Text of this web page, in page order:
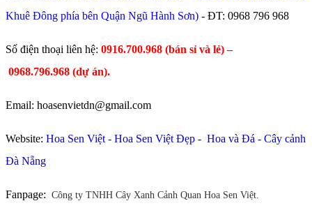
Khuê Đông phía bên Quận Ngũ Hành Sơn) - ĐT: 0968 796 968
​Số điện thoại liên hệ: 0916.700.968 (bán sỉ và lẻ) –
0968.796.968 (dự án).
Email: hoasenvietdn@gmail.com
Website: Hoa Sen Việt - Hoa Sen Việt Đẹp - Hoa và Đá - Cây cảnh
Đà Nẵng
Fanpage: Công ty TNHH Cây Xanh Cảnh Quan Hoa Sen Việt.